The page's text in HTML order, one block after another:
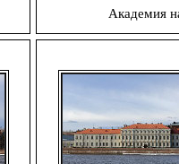
Академия